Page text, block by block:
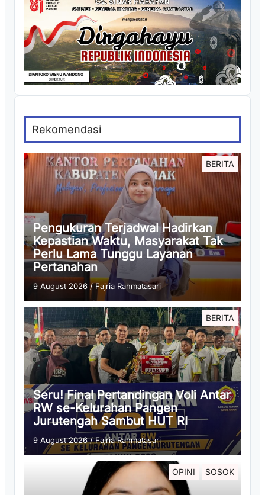
Rekomendasi
BERITA
Pengukuran Terjadwal Hadirkan
Kepastian Waktu, Masyarakat Tak
Perlu Lama Tunggu Layanan
Pertanahan
9 August 2026 /Fajria Rahmatasari
BERITA
Seru! Final Pertandingan Voli Antar
RW se-Kelurahan Pangen
Jurutengah Sambut HUT RI
9 August 2026/Fajria Rahmatasari
OPINI SOSOK